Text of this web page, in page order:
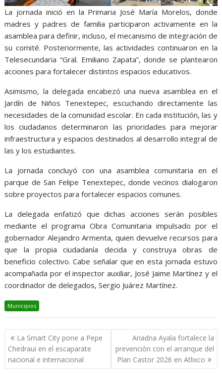
La jornada inició en la Primaria José María Morelos, donde
madres y padres de familia participaron activamente en la
asamblea para definir, incluso, el mecanismo de integración de
su comité. Posteriormente, las actividades continuaron en la
Telesecundaria “Gral. Emiliano Zapata”, donde se plantearon
acciones para fortalecer distintos espacios educativos.
Asimismo, la delegada encabezó una nueva asamblea en el
Jardín de Niños Tenextepec, escuchando directamente las
necesidades de la comunidad escolar. En cada institución, las y
los ciudadanos determinaron las prioridades para mejorar
infraestructura y espacios destinados al desarrollo integral de
las y los estudiantes.
La jornada concluyó con una asamblea comunitaria en el
parque de San Felipe Tenextepec, donde vecinos dialogaron
sobre proyectos para fortalecer espacios comunes.
La delegada enfatizó que dichas acciones serán posibles
mediante el programa Obra Comunitaria impulsado por el
gobernador Alejandro Armenta, quien devuelve recursos para
que la propia ciudadanía decida y construya obras de
beneficio colectivo. Cabe señalar que en esta jornada estuvo
acompañada por el inspector auxiliar, José Jaime Martínez y el
coordinador de delegados, Sergio Juárez Martínez.
Municipios
Navegación
de
entradas
La Smart City pone a Pepe
Chedraui en el escaparate
nacional e internacional
Ariadna Ayala fortalece la
prevención con el arranque del
Plan Castor 2026 en Atlixco